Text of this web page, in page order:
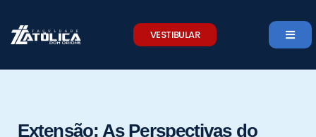
content
VESTIBULAR
Extensão: As Perspectivas do